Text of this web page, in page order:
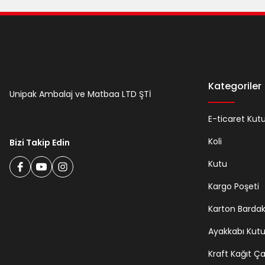
Unipak Ambalaj ve Matbaa LTD ŞTİ
Bizi Takip Edin
Kategoriler
E-ticaret
Koli
Kutu
Kargo Poşeti
Karton Bardak
Ayakkabı
Kraft Kağıt